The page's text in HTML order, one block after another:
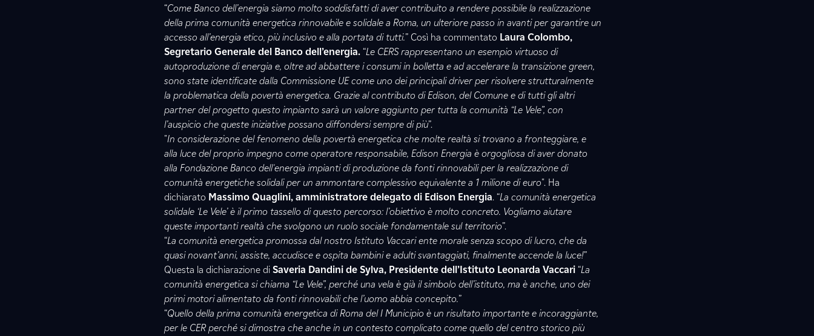
“Come Banco dell’energia siamo molto soddisfatti di aver contribuito a rendere possibile la realizzazione
della prima comunità energetica rinnovabile e solidale a Roma, un ulteriore passo in avanti per garantire un
accesso all’energia etico, più inclusivo e alla portata di tutti.” Così ha commentato Laura Colombo,
Segretario Generale del Banco dell’energia.“Le CERS rappresentano un esempio virtuoso di
autoproduzione di energia e, oltre ad abbattere i consumi in bolletta e ad accelerare la transizione green,
sono state identificate dalla Commissione UE come uno dei principali driver per risolvere strutturalmente
la problematica della povertà energetica. Grazie al contributo di Edison, del Comune e di tutti gli altri
partner del progetto questo impianto sarà un valore aggiunto per tutta la comunità “Le Vele”, con
l’auspicio che queste iniziative possano diffondersi sempre di più”.
"In considerazione del fenomeno della povertà energetica che molte realtà si trovano a fronteggiare, e
alla luce del proprio impegno come operatore responsabile, Edison Energia è orgogliosa di aver donato
alla Fondazione Banco dell'energia impianti di produzione da fonti rinnovabili per la realizzazione di
comunità energetiche solidali per un ammontare complessivo equivalente a 1 milione di euro". Ha
dichiarato Massimo Quaglini, amministratore delegato di Edison Energia. “La comunità energetica
solidale ‘Le Vele’ è il primo tassello di questo percorso: l’obiettivo è molto concreto. Vogliamo aiutare
queste importanti realtà che svolgono un ruolo sociale fondamentale sul territorio”.
“La comunità energetica promossa dal nostro Istituto Vaccari ente morale senza scopo di lucro, che da
quasi novant’anni, assiste, accudisce e ospita bambini e adulti svantaggiati, finalmente accende la luce!”
Questa la dichiarazione di Saveria Dandini de Sylva, Presidente dell’Istituto Leonarda Vaccari “La
comunità energetica si chiama “Le Vele”, perché una vela è già il simbolo dell’istituto, ma è anche, uno dei
primi motori alimentato da fonti rinnovabili che l’uomo abbia concepito.”
“Quello della prima comunità energetica di Roma del I Municipio è un risultato importante e incoraggiante,
per le CER perché si dimostra che anche in un contesto complicato come quello del centro storico più